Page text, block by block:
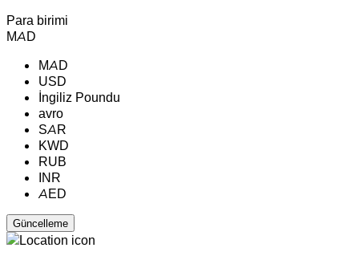
Para birimi
MAD
MAD
USD
İngiliz Poundu
avro
SAR
KWD
RUB
INR
AED